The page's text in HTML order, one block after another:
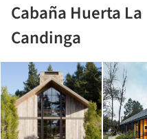
Cabaña Huerta La
Candinga